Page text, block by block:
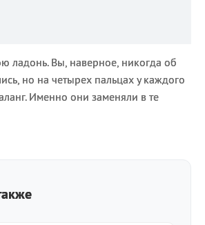
ладонь. Вы, наверное, никогда об
но на четырех пальцах у каждого
Именно они заменяли в те